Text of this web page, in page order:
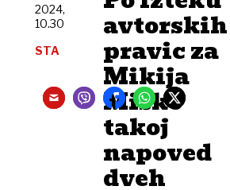
avtorskih
pravic za
Mikija
Miško
takoj
napoved
dveh
2024,
10.30
STA